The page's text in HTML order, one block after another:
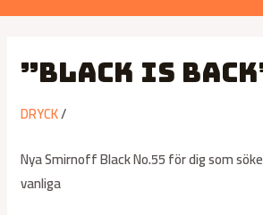
”Black is
DRYCK/
Nya Smirnoff Black No.55 för dig som
vanliga